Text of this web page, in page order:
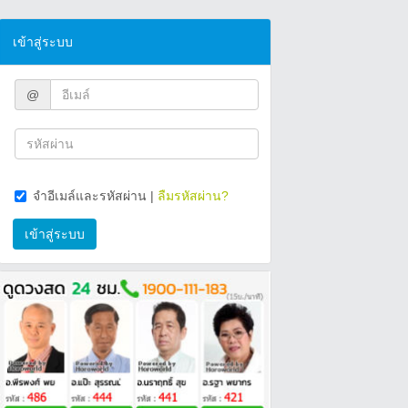
เข้าสู่ระบบ
@
จำอีเมล์และรหัสผ่าน | ลืมรหัสผ่าน?
เข้าสู่ระบบ